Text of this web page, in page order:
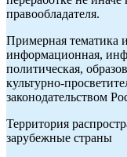
правообладателя.
Примерная тематика
информационная,
политическая,
культурно-
законодательством
Территория
зарубежные страны